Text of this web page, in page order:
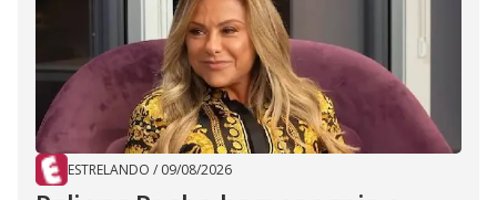
ESTRELANDO / 09/08/2026